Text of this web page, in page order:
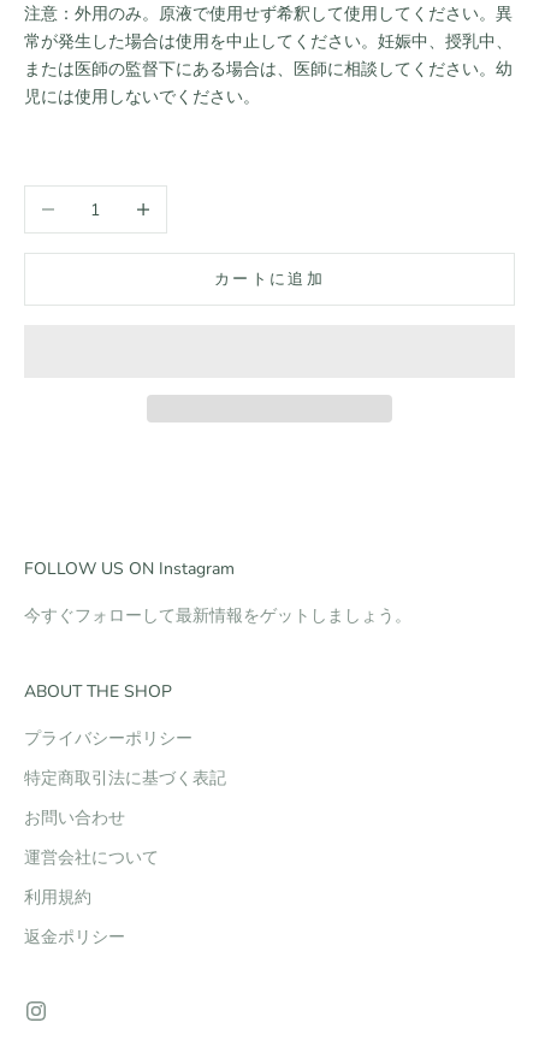
注意：外用のみ。原液で使用せず希釈して使用してください。異
常が発生した場合は使用を中止してください。妊娠中、授乳中、
または医師の監督下にある場合は、医師に相談してください。幼
児には使用しないでください。
数量を減らす 数量を増やす
カートに追加
FOLLOW US ON Instagram
今すぐフォローして最新情報をゲットしましょう。
ABOUT THE SHOP
プライバシーポリシー
特定商取引法に基づく表記
お問い合わせ
運営会社について
利用規約
返金ポリシー